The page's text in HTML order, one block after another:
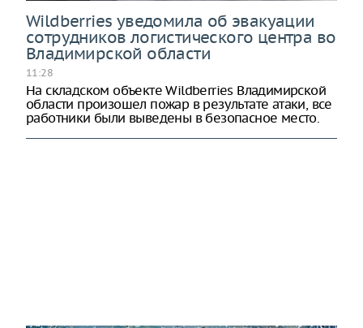
Wildberries уведомила об эвакуации
сотрудников логистического центра во
Владимирской области
11:28
На складском объекте Wildberries Владимирской
области произошел пожар в результате атаки, все
работники были выведены в безопасное место.